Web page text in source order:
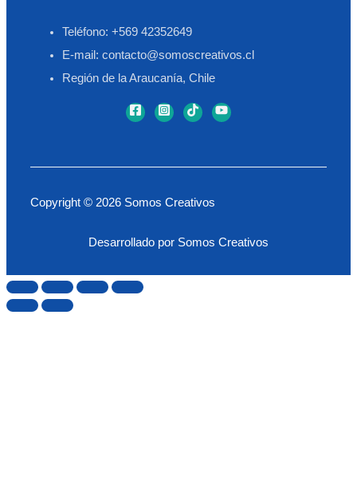
Teléfono: +569 42352649
E-mail: contacto@somoscreativos.cl
Región de la Araucanía, Chile
Copyright © 2026 Somos Creativos
Desarrollado por Somos Creativos